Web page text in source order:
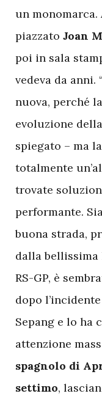
un monomarca.
piazzato Joan
poi in sala
vedeva da anni.
nuova, perché
evoluzione
spiegato – ma
totalmente
trovate
performante.
buona strada,
dalla
RS-GP, è
dopo
Sepang e lo ha
attenzione
spagnolo di
settimo,